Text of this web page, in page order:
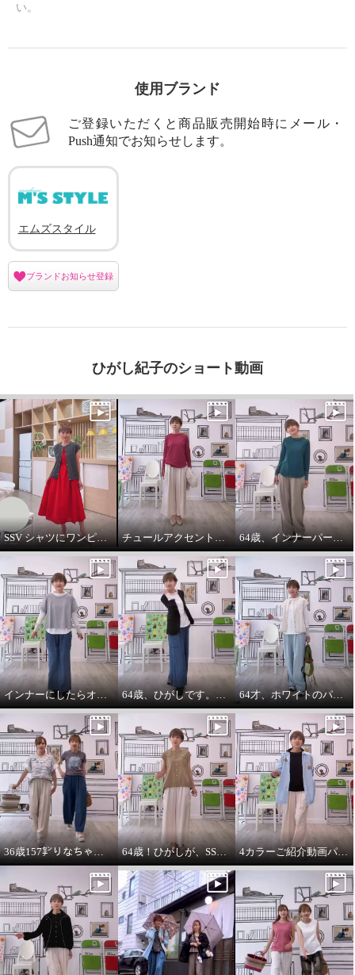
エムズ スタイル 綿１００％セ
ミシアー エアリー感溢れる シャ
ツブルゾン
サックス ７号
¥0
エムズ スタイル 綿１００％セ
ミシアー エアリー感溢れる シャ
ツブルゾン
アイボリー ７号
¥0
い。
使用ブランド
ご登録いただくと商品販売開始時にメール・
Push通知でお知らせします。
エムズスタイル
ブランドお知らせ登録
ひがし紀子のショート動画
SSV シャツにワンピースをコーデしてみました。 チュールアクセントパーカー64歳カジュアル大好きが推し！ 64歳、インナーパーカーは必需品です。
インナーにしたらオールシーズンいけます。インナーパーカー❤️ 64歳、ひがしです。わたしの時代は、やっぱりジャケットにパーカーを出す‼️ 64才、ホワイトのパーカーインナーはスタイリングに万能です。
36歳157㌢りなちゃんは60㌢丈、64歳163㌢のひがしは65㌢丈を履く 64歳！ひがしが、SSVのベスト最高！推し‼️コーデ 4カラーご紹介動画パーカー付きのインナーは、凄い使えます。